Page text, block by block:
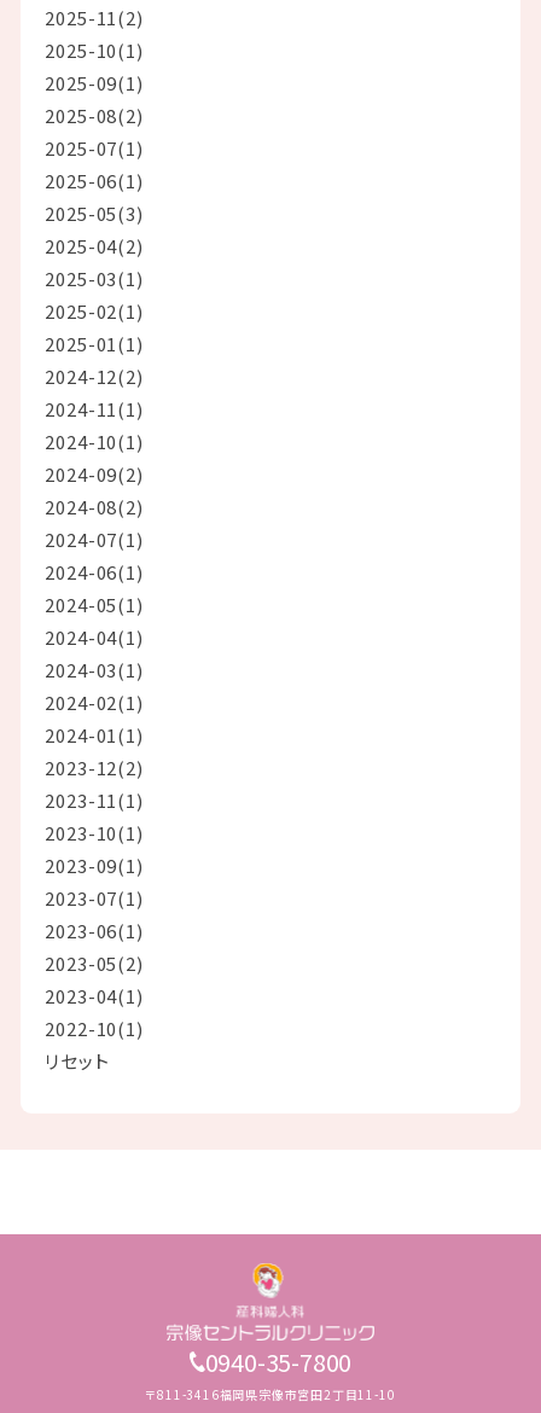
2025-11(2)
2025-10(1)
2025-09(1)
2025-08(2)
2025-07(1)
2025-06(1)
2025-05(3)
2025-04(2)
2025-03(1)
2025-02(1)
2025-01(1)
2024-12(2)
2024-11(1)
2024-10(1)
2024-09(2)
2024-08(2)
2024-07(1)
2024-06(1)
2024-05(1)
2024-04(1)
2024-03(1)
2024-02(1)
2024-01(1)
2023-12(2)
2023-11(1)
2023-10(1)
2023-09(1)
2023-07(1)
2023-06(1)
2023-05(2)
2023-04(1)
2022-10(1)
リセット
0940-35-7800
〒811-3416福岡県宗像市宮田2丁目11-10